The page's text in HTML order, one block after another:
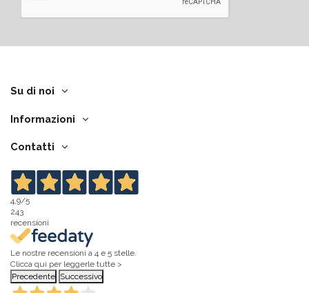
Su di noi
Informazioni
Contatti
4,9/5
243
recensioni
Le nostre recensioni a 4 e 5 stelle.
Clicca qui per leggerle tutte >
Precedente Successivo